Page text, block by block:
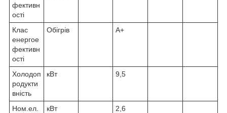
фективн
ості
Клас
енергое
фективн
ості
Обігрів A+
Холодоп
родукти
вність
кВт 9,5
Ном.ел.
кВт 2,6